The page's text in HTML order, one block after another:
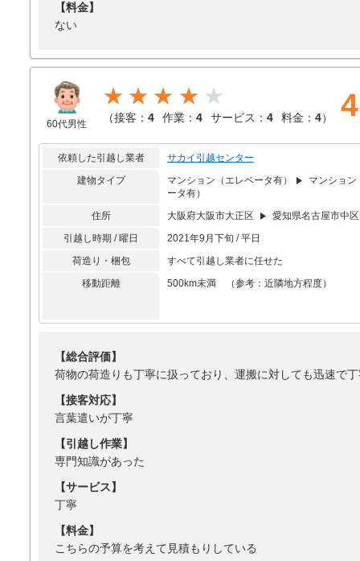
【料金】
ない
60代男性
★★★★
（接客： 4 作業： 4 サービス： 4 料金： 4） 4
依頼した引越し業者
サカイ引越センター
建物タイプ
マンション（エレベータ有）
マンション
ータ有）
住所
大阪府大阪市大正区
愛知県名古屋市中区
引越し時期 / 曜日
2021年9月下旬 / 平日
荷造り・梱包
すべて引越し業者に任せた
移動距離
500km未満 （参考：近隣地方程度）
【総合評価】
荷物の荷造りも丁寧に扱っており、運搬に対しても迅速で
【接客対応】
言葉遣いが丁寧
【引越し作業】
専門知識があった
【サービス】
丁寧
【料金】
こちらの予算を考えて見積もりしている